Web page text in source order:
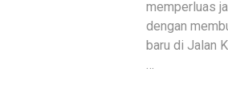
memperluas
dengan
baru di Jalan